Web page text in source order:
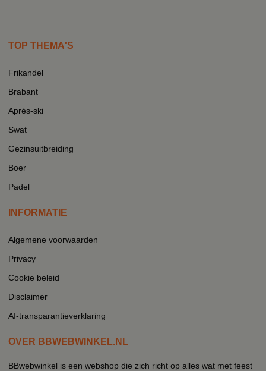
TOP THEMA'S
Frikandel
Brabant
Après-ski
Swat
Gezinsuitbreiding
Boer
Padel
INFORMATIE
Algemene voorwaarden
Privacy
Cookie beleid
Disclaimer
AI-transparantieverklaring
OVER BBWEBWINKEL.NL
BBwebwinkel is een webshop die zich richt op alles wat met feest